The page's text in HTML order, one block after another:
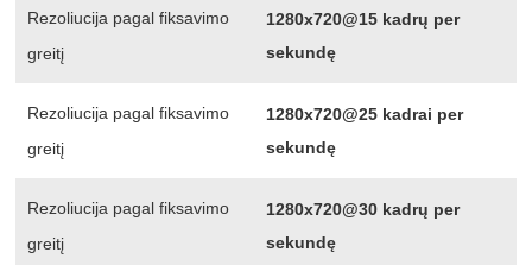
Rezoliucija pagal fiksavimo
greitį
1280x720@15 kadrų per
sekundę
Rezoliucija pagal fiksavimo
greitį
1280x720@25 kadrai per
sekundę
Rezoliucija pagal fiksavimo
greitį
1280x720@30 kadrų per
sekundę